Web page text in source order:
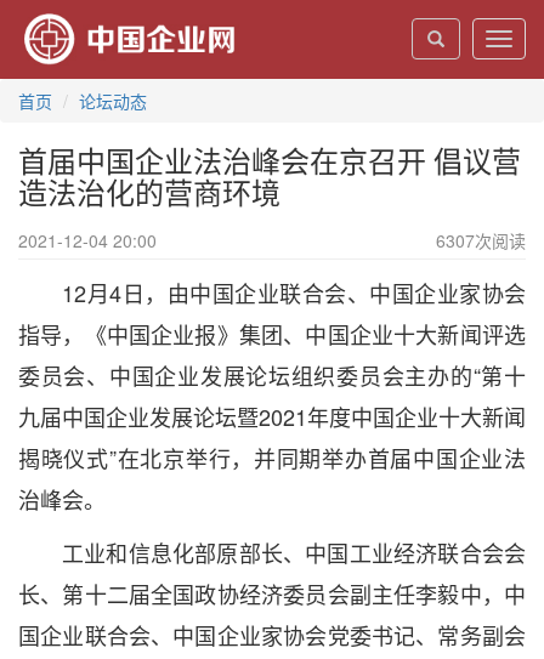
首页
论坛动态
首届中国企业法治峰会在京召开 倡议营
造法治化的营商环境
2021-12-04 20:00 6307次阅读
12月4日，由中国企业联合会、中国企业家协会
指导，《中国企业报》集团、中国企业十大新闻评选
委员会、中国企业发展论坛组织委员会主办的“第十
九届中国企业发展论坛暨2021年度中国企业十大新闻
揭晓仪式”在北京举行，并同期举办首届中国企业法
治峰会。
工业和信息化部原部长、中国工业经济联合会会
长、第十二届全国政协经济委员会副主任李毅中，中
国企业联合会、中国企业家协会党委书记、常务副会